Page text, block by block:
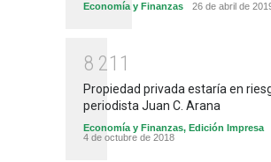
Economía y Finanzas 26 de abril de
8 21 1
Propiedad privada estaría en
periodista Juan C. Arana
Economía y Finanzas, Edición Impresa
4 de octubre de 2018